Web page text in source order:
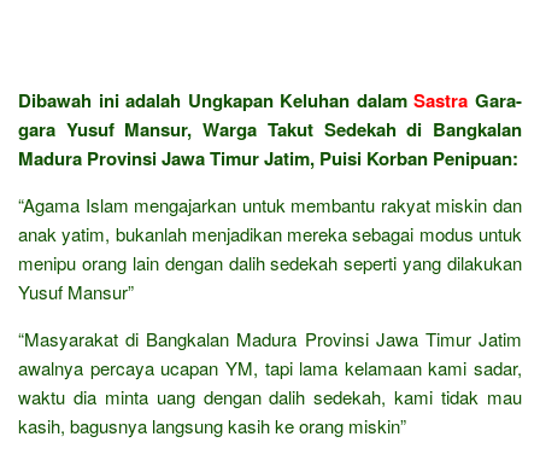
Dibawah ini adalah Ungkapan Keluhan dalamSastra Gara-
gara Yusuf Mansur, Warga Takut Sedekah di Bangkalan
Madura Provinsi Jawa Timur Jatim, Puisi Korban Penipuan:
“Agama Islam mengajarkan untuk membantu rakyat miskin dan
anak yatim, bukanlah menjadikan mereka sebagai modus untuk
menipu orang lain dengan dalih sedekah seperti yang dilakukan
Yusuf Mansur”
“Masyarakat di Bangkalan Madura Provinsi Jawa Timur Jatim
awalnya percaya ucapan YM, tapi lama kelamaan kami sadar,
waktu dia minta uang dengan dalih sedekah, kami tidak mau
kasih, bagusnya langsung kasih ke orang miskin”